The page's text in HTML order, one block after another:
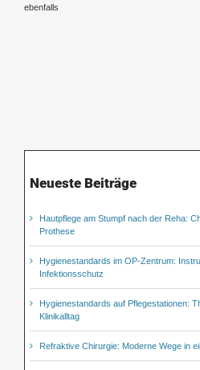
ebenfalls
Neueste Beiträge
Hautpflege am Stumpf nach der Reha:
Prothese
Hygienestandards im OP-Zentrum:
Infektionsschutz
Hygienestandards auf Pflegestationen:
Klinikalltag
Refraktive Chirurgie: Moderne Wege in